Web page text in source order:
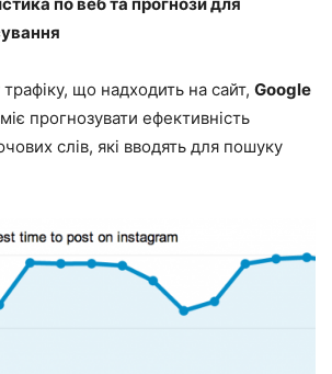
що надходить на сайт, Google
прогнозувати ефективність
слів, які вводять для пошуку